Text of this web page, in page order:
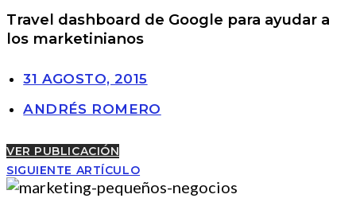
Travel dashboard de Google para ayudar a
los marketinianos
31 AGOSTO, 2015
ANDRÉS ROMERO
VER PUBLICACIÓN
SIGUIENTE ARTÍCULO